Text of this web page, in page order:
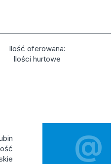
Ilość oferowana:
Ilości hurtowe
@